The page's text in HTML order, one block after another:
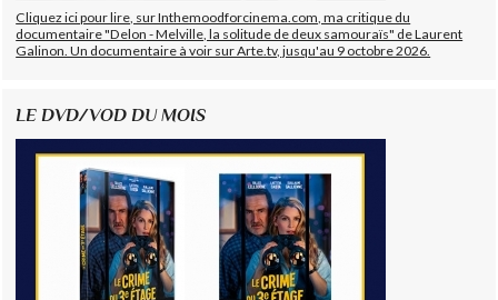
Cliquez ici pour lire, sur Inthemoodforcinema.com, ma critique du
documentaire "Delon - Melville, la solitude de deux samouraïs" de Laurent
Galinon. Un documentaire à voir sur Arte.tv, jusqu'au 9 octobre 2026.
LE DVD/VOD DU MOIS